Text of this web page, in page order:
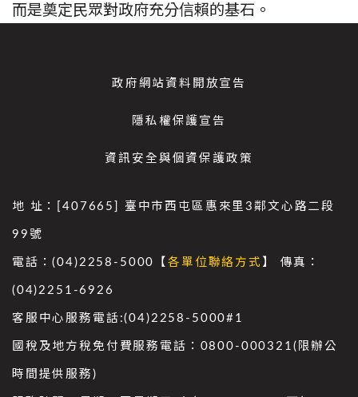
而是奠定民眾對政府充分信賴的基石。
政府網站資料開放宣告
隱私權保護宣告
資訊安全與個資保護政策
地 址：[407665] 臺中市西屯區惠來里3鄰文心路二段
99號
電話：(04)2258-5000【各單位聯絡方式 】 傳真：
(04)2251-6926
客服中心服務電話:(04)2258-5000#1
國稅及地方稅免付費服務電話：0800-000321(限辦公
時間提供服務)